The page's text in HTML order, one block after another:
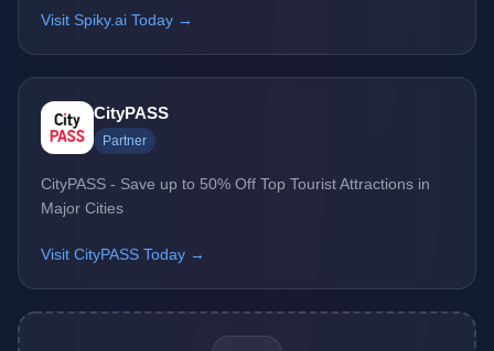
Visit Spiky.ai Today →
CityPASS
Partner
CityPASS - Save up to 50% Off Top Tourist Attractions in
Major Cities
Visit CityPASS Today →